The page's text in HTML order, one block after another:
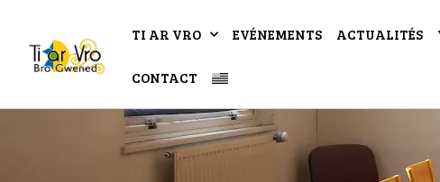
TI AR VRO EVÉNEMENTS ACTUALITÉS
CONTACT